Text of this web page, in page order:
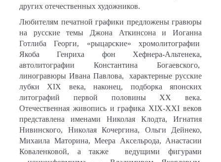
других отечественных художников.
Любителям печатной графики предложены гравюры
на русские темы Джона Аткинсона и Иоганна
Готлиба Георги, «рыцарские» хромолитографии
Якоба Генриха фон Хефнера-Альтенека,
автолитографии Константина Богаевского,
линогравюры Ивана Павлова, характерные русские
лубки XIX века, наконец, подборка японских
литографий первой половины XX века.
Отечественная живопись и графика XIX-XXI веков
представлена именами Николая Клодта, Игнатия
Нивинского, Николая Кочергина, Ольги Дейнеко,
Михаила Маторина, Меера Аксельрода, Анастасии
Коваленковой, а также ведущими фигурами